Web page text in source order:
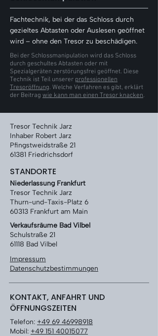
Fachtechnik, bei der das Schloss durch
gezieltes Abtasten oder Auslesen geöffnet
wird – ohne den Tresor zu beschädigen.
Bei der Schlossmanipulation wird das Schloss
durch geschultes Abtasten oder mit
Spezialgeräten zerstörungsfrei geöffnet. Diese
Technik ist Teil unserer professionellen
Tresoröffnung. Welche Verfahren es gibt, erklärt
der Beitrag wie kann man einen Tresor knacken.
Tresor Technik Jarz
Inhaber Robert Jarz
Pfingstweidstraße 21
61381 Friedrichsdorf
STANDORTE
Niederlassung Frankfurt
Tresor Technik Jarz
Thurn-und-Taxis-Platz 6
60313 Frankfurt am Main
Verkaufsräume Bad Vilbel
Schulstraße 21
61118 Bad Vilbel
Impressum
Datenschutzbestimmungen
KONTAKT, ANFAHRT UND
ÖFFNUNGSZEITEN
Telefon: +49 69 46998918
Mobil: +49 151 40015077